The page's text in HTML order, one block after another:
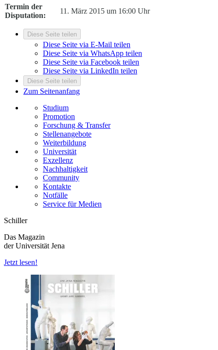
Termin der
Disputation:
11. März 2015 um 16:00 Uhr
Diese Seite teilen
Diese Seite via E-Mail teilen
Diese Seite via WhatsApp teilen
Diese Seite via Facebook teilen
Diese Seite via LinkedIn teilen
Diese Seite teilen
Zum Seitenanfang
Studium
Promotion
Forschung & Transfer
Stellenangebote
Weiterbildung
Universität
Exzellenz
Nachhaltigkeit
Community
Kontakte
Notfälle
Service für Medien
Schiller
Das Magazin
der Universität Jena
Jetzt lesen!